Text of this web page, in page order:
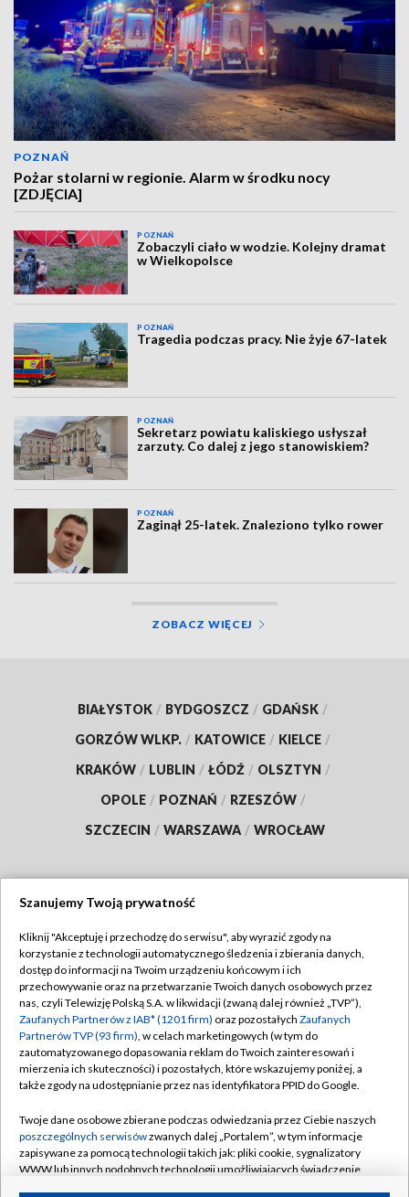
POZNAŃ
Pożar stolarni w regionie. Alarm w środku nocy
[ZDJĘCIA]
POZNAŃ
Zobaczyli ciało w wodzie. Kolejny dramat
w Wielkopolsce
POZNAŃ
Tragedia podczas pracy. Nie żyje 67-latek
POZNAŃ
Sekretarz powiatu kaliskiego usłyszał
zarzuty. Co dalej z jego stanowiskiem?
POZNAŃ
Zaginął 25-latek. Znaleziono tylko rower
ZOBACZ WIĘCEJ
BIAŁYSTOK / BYDGOSZCZ / GDAŃSK /
GORZÓW WLKP. / KATOWICE / KIELCE /
KRAKÓW / LUBLIN / ŁÓDŹ / OLSZTYN /
OPOLE / POZNAŃ / RZESZÓW /
SZCZECIN / WARSZAWA / WROCŁAW
TVP
Abonament TVP
Emisja w TVP
Centrum informacji TVP
Naziemna Telewizja Cyfrowa
Rada Programowa
System NOS
Informacje o nadawcy
Regulamin TVP
Polityka prywatności
Moje zgody
Pomoc
Kontakt
Szanujemy Twoją prywatność
Kliknij "Akceptuję i przechodzę do serwisu", aby wyrazić zgody na
korzystanie z technologii automatycznego śledzenia i zbierania danych,
dostęp do informacji na Twoim urządzeniu końcowym i ich
przechowywanie oraz na przetwarzanie Twoich danych osobowych przez
nas, czyli Telewizję Polską S.A. w likwidacji (zwaną dalej również „TVP”),
Zaufanych Partnerów z IAB* (1201 firm) oraz pozostałych Zaufanych
Partnerów TVP (93 firm), w celach marketingowych (w tym do
zautomatyzowanego dopasowania reklam do Twoich zainteresowań i
mierzenia ich skuteczności) i pozostałych, które wskazujemy poniżej, a
także zgody na udostępnianie przez nas identyfikatora PPID do Google.
Twoje dane osobowe zbierane podczas odwiedzania przez Ciebie naszych
poszczególnych serwisówzwanych dalej „Portalem”, w tym informacje
zapisywane za pomocą technologii takich jak: pliki cookie, sygnalizatory
WWW lub innych podobnych technologii umożliwiających świadczenie